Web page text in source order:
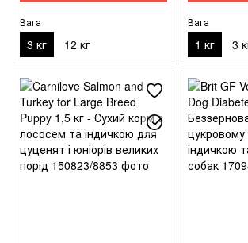
Вага
3 кг 12 кг
Вага
1 кг 3